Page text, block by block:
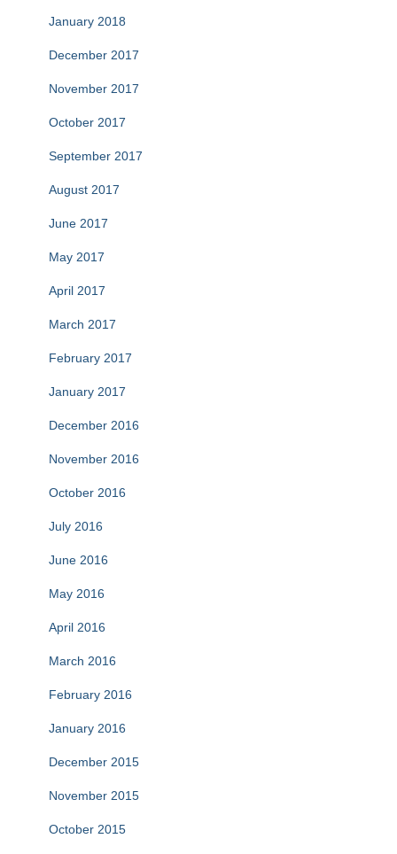
January 2018
December 2017
November 2017
October 2017
September 2017
August 2017
June 2017
May 2017
April 2017
March 2017
February 2017
January 2017
December 2016
November 2016
October 2016
July 2016
June 2016
May 2016
April 2016
March 2016
February 2016
January 2016
December 2015
November 2015
October 2015